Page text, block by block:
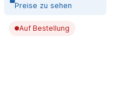
Preise zu sehen
Auf Bestellung